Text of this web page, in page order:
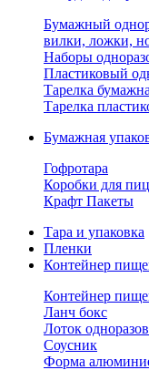
Бумажный
вилки, ложки,
Наборы
Пластиковый
Тарелка
Тарелка
Бумажная
Гофротара
Коробки для
Крафт Пакеты
Тара и упаковка
Пленки
Контейнер
Контейнер
Ланч бокс
Лоток
Соусник
Форма